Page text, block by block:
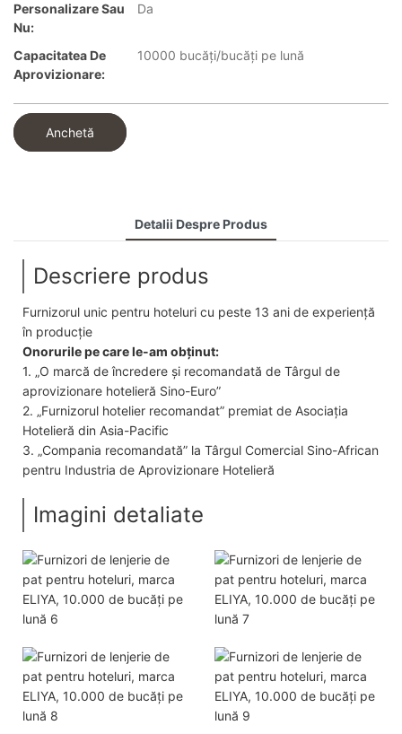
Personalizare Sau
Nu:
Da
Capacitatea De
Aprovizionare:
10000 bucăți/bucăți pe lună
Anchetă
Detalii Despre Produs
Descriere produs
Furnizorul unic pentru hoteluri cu peste 13 ani de experiență
în producție
Onorurile pe care le-am obținut:
1. „O marcă de încredere și recomandată de Târgul de
aprovizionare hotelieră Sino-Euro”
2. „Furnizorul hotelier recomandat” premiat de Asociația
Hotelieră din Asia-Pacific
3. „Compania recomandată” la Târgul Comercial Sino-African
pentru Industria de Aprovizionare Hotelieră
Imagini detaliate